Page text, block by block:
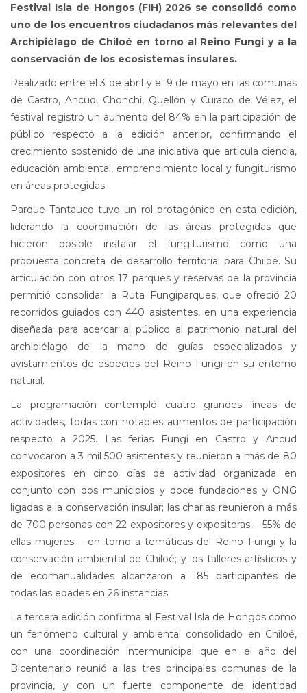
Festival Isla de Hongos (FIH) 2026 se consolidó como
uno de los encuentros ciudadanos más relevantes del
Archipiélago de Chiloé en torno al Reino Fungi y a la
conservación de los ecosistemas insulares.
Realizado entre el 3 de abril y el 9 de mayo en las comunas
de Castro, Ancud, Chonchi, Quellón y Curaco de Vélez, el
festival registró un aumento del 84% en la participación de
público respecto a la edición anterior, confirmando el
crecimiento sostenido de una iniciativa que articula ciencia,
educación ambiental, emprendimiento local y fungiturismo
en áreas protegidas.
Parque Tantauco tuvo un rol protagónico en esta edición,
liderando la coordinación de las áreas protegidas que
hicieron posible instalar el fungiturismo como una
propuesta concreta de desarrollo territorial para Chiloé. Su
articulación con otros 17 parques y reservas de la provincia
permitió consolidar la Ruta Fungiparques, que ofreció 20
recorridos guiados con 440 asistentes, en una experiencia
diseñada para acercar al público al patrimonio natural del
archipiélago de la mano de guías especializados y
avistamientos de especies del Reino Fungi en su entorno
natural.
La programación contempló cuatro grandes líneas de
actividades, todas con notables aumentos de participación
respecto a 2025. Las ferias Fungi en Castro y Ancud
convocaron a 3 mil 500 asistentes y reunieron a más de 80
expositores en cinco días de actividad organizada en
conjunto con dos municipios y doce fundaciones y ONG
ligadas a la conservación insular; las charlas reunieron a más
de 700 personas con 22 expositores y expositoras —55% de
ellas mujeres— en torno a temáticas del Reino Fungi y la
conservación ambiental de Chiloé; y los talleres artísticos y
de ecomanualidades alcanzaron a 185 participantes de
todas las edades en 26 instancias.
La tercera edición confirma al Festival Isla de Hongos como
un fenómeno cultural y ambiental consolidado en Chiloé,
con una coordinación intermunicipal que en el año del
Bicentenario reunió a las tres principales comunas de la
provincia, y con un fuerte componente de identidad